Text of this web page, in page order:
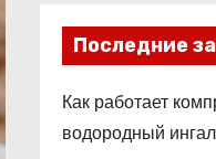
Последние
Как работает
водородный